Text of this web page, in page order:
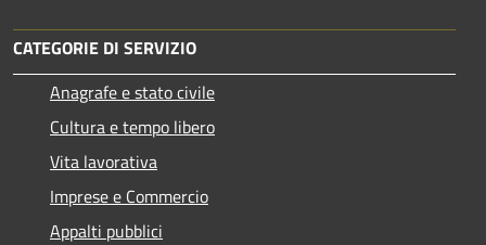
CATEGORIE DI SERVIZIO
Anagrafe e stato civile
Cultura e tempo libero
Vita lavorativa
Imprese e Commercio
Appalti pubblici